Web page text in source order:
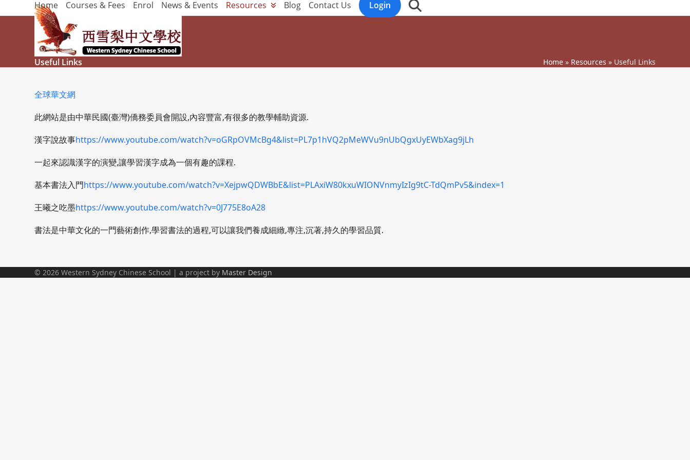
to
Home Courses & Fees Enrol News & Events Resources Blog Contact Us Login
Useful Links Home» Resources » Useful Links
全球華文網
此網站是由中華民國(臺灣)僑務委員會開設,內容豐富,有很多的教學輔助資源.
漢字說故事https://www.youtube.com/watch?v=oGRpOVMcBg4&list=PL7p1hVQ2pMeWVu9nUbQgxUyEWbXag9jLh
一起來認識漢字的演變,讓學習漢字成為一個有趣的課程.
基本書法入門https://www.youtube.com/watch?v=XejpwQDWBbE&list=PLAxiW80kxuWIONVnmyIzIg9tC-TdQmPv5&index=1
王曦之吃墨https://www.youtube.com/watch?v=0J775E8oA28
書法是中華文化的一門藝術創作,學習書法的過程,可以讓我們養成細緻,專注,沉著,持久的學習品質.
© 2026 Western Sydney Chinese School | a project by Master Design